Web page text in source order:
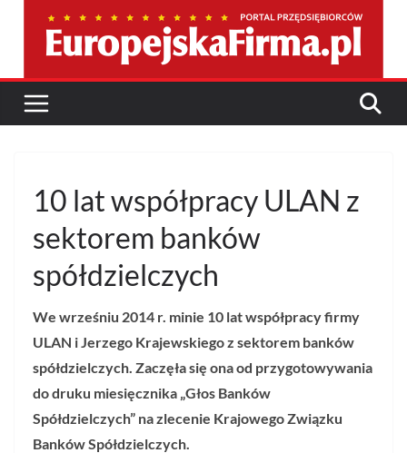
10 lat współpracy ULAN z
sektorem banków
spółdzielczych
We wrześniu 2014 r. minie 10 lat współpracy firmy
ULAN i Jerzego Krajewskiego z sektorem banków
spółdzielczych. Zaczęła się ona od przygotowywania
do druku miesięcznika „Głos Banków
Spółdzielczych” na zlecenie Krajowego Związku
Banków Spółdzielczych.